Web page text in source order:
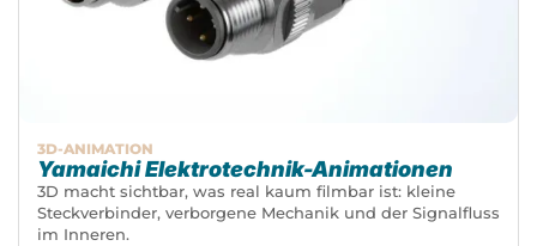
3D-ANIMATION
Yamaichi Elektrotechnik-Animationen
3D macht sichtbar, was real kaum filmbar ist: kleine
Steckverbinder, verborgene Mechanik und der Signalfluss
im Inneren.